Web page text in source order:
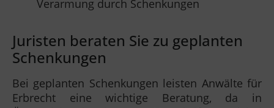
Verarmung durch Schenkungen
Juristen beraten Sie zu geplanten
Schenkungen
Bei geplanten Schenkungen leisten Anwälte für
Erbrecht eine wichtige Beratung, da in